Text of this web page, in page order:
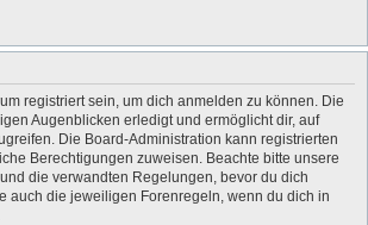
registriert sein, um dich anmelden zu können. Die
Augenblicken erledigt und ermöglicht dir, auf
Die Board-Administration kann registrierten
Berechtigungen zuweisen. Beachte bitte unsere
die verwandten Regelungen, bevor du dich
auch die jeweiligen Forenregeln, wenn du dich in